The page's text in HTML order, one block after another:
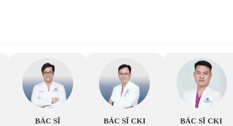
BÁC SĨ BÁC SĨ CKI BÁC SĨ CKI